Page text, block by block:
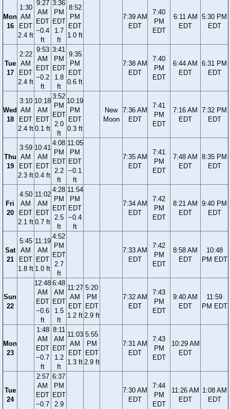
Mon
16
1:30
AM
EDT
2.4 ft
9:27
AM
EDT
−0.4
ft
3:36
PM
EDT
1.7
ft
8:52
PM
EDT
1.0 ft
7:39 AM
EDT
7:40
PM
EDT
6:11 AM
EDT
5:30 PM
EDT
Tue
17
2:22
AM
EDT
2.4 ft
9:53
AM
EDT
−0.2
ft
3:41
PM
EDT
1.8
ft
9:35
PM
EDT
0.6 ft
7:38 AM
EDT
7:40
PM
EDT
6:44 AM
EDT
6:31 PM
EDT
Wed
18
3:10
AM
EDT
2.4 ft
10:18
AM
EDT
0.1 ft
3:52
PM
EDT
2.0
ft
10:19
PM
EDT
0.3 ft
New
Moon
7:36 AM
EDT
7:41
PM
EDT
7:16 AM
EDT
7:32 PM
EDT
Thu
19
3:59
AM
EDT
2.3 ft
10:41
AM
EDT
0.4 ft
4:08
PM
EDT
2.2
ft
11:05
PM
EDT
−0.1
ft
7:35 AM
EDT
7:41
PM
EDT
7:48 AM
EDT
8:35 PM
EDT
Fri
20
4:50
AM
EDT
2.1 ft
11:02
AM
EDT
0.7 ft
4:28
PM
EDT
2.5
ft
11:54
PM
EDT
−0.4
ft
7:34 AM
EDT
7:42
PM
EDT
8:21 AM
EDT
9:40 PM
EDT
Sat
21
5:45
AM
EDT
1.8 ft
11:19
AM
EDT
1.0 ft
4:52
PM
EDT
2.7
ft
7:33 AM
EDT
7:42
PM
EDT
8:58 AM
EDT
10:48
PM EDT
Sun
22
12:48
AM
EDT
−0.6
ft
6:48
AM
EDT
1.5
ft
11:27
AM
EDT
1.2 ft
5:20
PM
EDT
2.9 ft
7:32 AM
EDT
7:43
PM
EDT
9:40 AM
EDT
11:59
PM EDT
Mon
23
1:48
AM
EDT
−0.7
ft
8:11
AM
EDT
1.2
ft
11:03
AM
EDT
1.3 ft
5:55
PM
EDT
2.9 ft
7:31 AM
EDT
7:43
PM
EDT
10:29 AM
EDT
Tue
24
2:57
AM
EDT
−0.7
6:37
PM
EDT
2.9
7:30 AM
EDT
7:44
PM
EDT
11:26 AM
EDT
1:08 AM
EDT